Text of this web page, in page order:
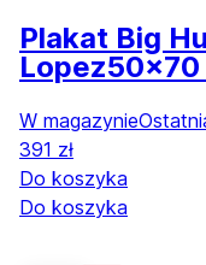
Plakat Big
Lopez50x70
W magazynie
391 zł
Do koszyka
Do koszyka